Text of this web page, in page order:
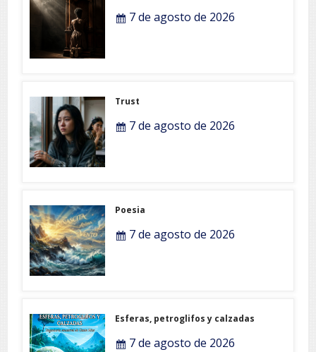
7 de agosto de 2026
Trust
7 de agosto de 2026
Poesia
7 de agosto de 2026
Esferas, petroglifos y calzadas
7 de agosto de 2026